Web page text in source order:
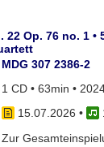
Op. 76 no. 1 •
MDG 307 2386-2
1 CD • 63min •
15.07.2026 •
Zur